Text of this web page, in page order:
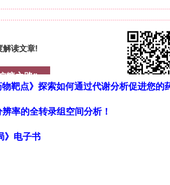
对照组22.30 μg/mL，5RoHi达
即122.15 μg/mL，源自近表面成分
分受控扩散)。该模式利于早期清除
Mats（含玫瑰果纳米纤维膜抗
本底)，0.5% RoHi 44.64%，1%
与释放浓度正相关，3%–5%趋近饱
Added Mats（含玫瑰果纳米纤
各测试菌无显著抑菌圈及菌落减少
靶点》探索如何通过代谢分析促进您的
率的全转录组空间分析！
》电子书